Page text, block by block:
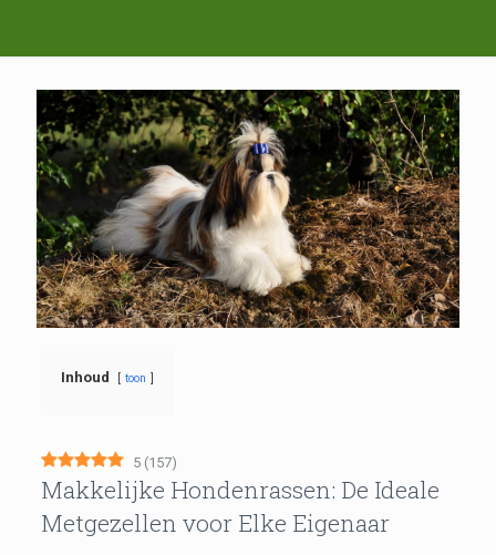
Inhoud toon
5 (157)
Makkelijke Hondenrassen: De Ideale
Metgezellen voor Elke Eigenaar